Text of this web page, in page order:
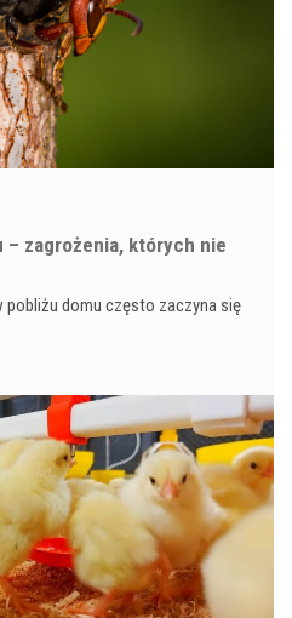
– zagrożenia, których nie
domu często zaczyna się